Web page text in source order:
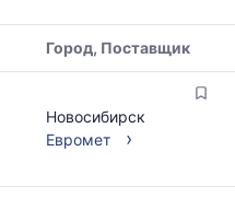
Город, Поставщик
Новосибирск
Евромет
›